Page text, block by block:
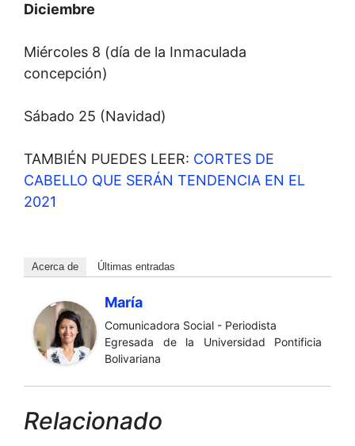
Diciembre
Miércoles 8 (día de la Inmaculada
concepción)
Sábado 25 (Navidad)
TAMBIÉN PUEDES LEER: CORTES DE
CABELLO QUE SERÁN TENDENCIA EN EL
2021
Acerca de Últimas entradas
María
Comunicadora Social - Periodista
Egresada de la Universidad Pontificia
Bolivariana
Relacionado